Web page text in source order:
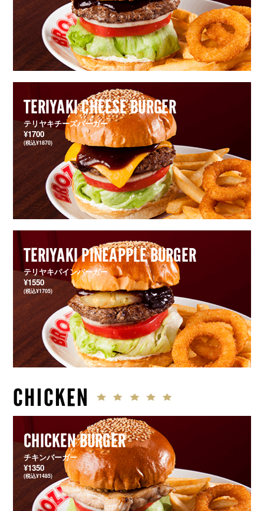
TERIYAKI CHEESE BURGER
テリヤキチーズバーガー
¥1700
(税込¥1870)
TERIYAKI PINEAPPLE BURGER
テリヤキパインバーガー
¥1550
(税込¥1705)
CHICKEN
CHICKEN BURGER
チキンバーガー
¥1350
(税込¥1485)